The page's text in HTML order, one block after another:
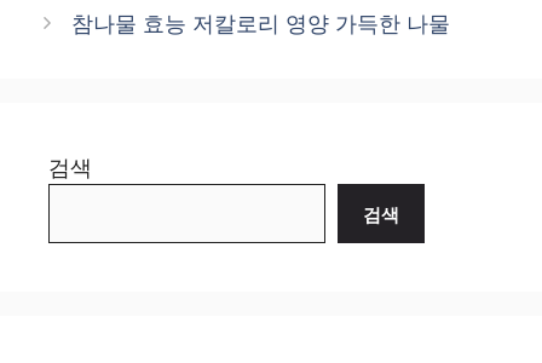
참나물 효능 저칼로리 영양 가득한 나물
검색
검색